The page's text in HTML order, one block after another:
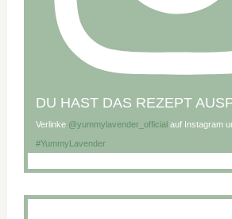
DU HAST DAS REZEPT
Verlinke @yummylavender_official auf Instagram
#YummyLavender